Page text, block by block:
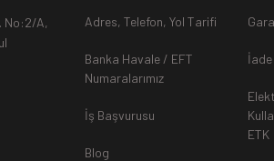
ürünlerin "Gönderici Ödemeli”
ulaştıktan sonra gerekli incelemelerin
Kartına "Beş (5) ile On (10) iş günü”
No:2/A,
Adres, Telefon, Yol Tarifi
Banka Havale / EFT
Numaralarımız
İş Başvurusu
Blog
İade
ETK